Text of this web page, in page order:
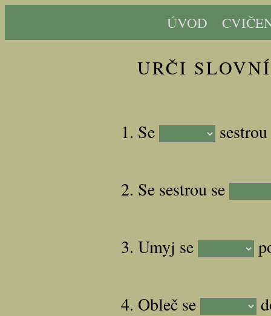
ÚVOD
URČI
1. Se
2. Se sestrou se
3. Umyj se
4. Obleč se